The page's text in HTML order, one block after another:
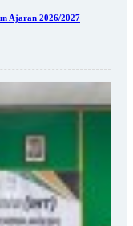
Ajaran 2026/2027